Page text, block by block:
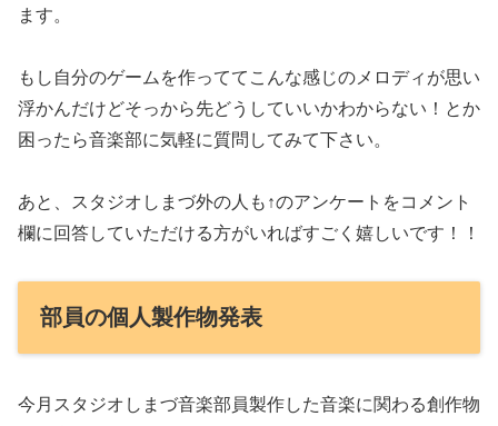
ます。
もし自分のゲームを作っててこんな感じのメロディが思い
浮かんだけどそっから先どうしていいかわからない！とか
困ったら音楽部に気軽に質問してみて下さい。
あと、スタジオしまづ外の人も↑のアンケートをコメント
欄に回答していただける方がいればすごく嬉しいです！！
部員の個人製作物発表
今月スタジオしまづ音楽部員製作した音楽に関わる創作物